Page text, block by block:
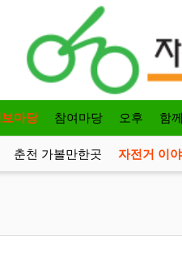
마당 참여마당 오후 함
춘천 가볼만한곳 자전거 이